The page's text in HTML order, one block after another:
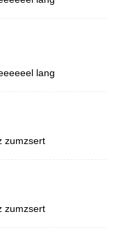
lang
zumzsert
zumzsert